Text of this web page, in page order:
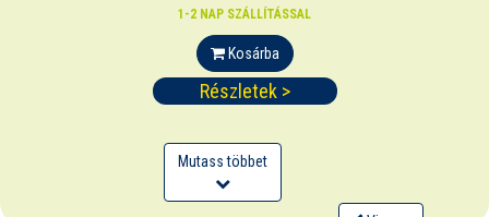
1-2 NAP SZÁLLÍTÁSSAL
Kosárba
Részletek >
Mutass többet